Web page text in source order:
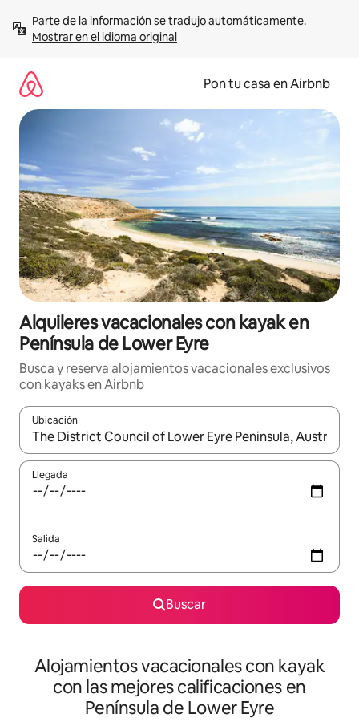
contenidoMostrar en el idioma original
Pon tu casa en Airbnb
Alquileres vacacionales con kayak en
Península de Lower Eyre
Busca y reserva alojamientos vacacionales exclusivos
con kayaks en Airbnb
Ubicación
Cuando los resultados estén disponibles, navega con las
Llegada
Salida
Buscar
Alojamientos vacacionales con kayak
con las mejores calificaciones en
Península de Lower Eyre